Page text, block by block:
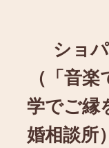
ショ
（「音
学でご縁
婚相談